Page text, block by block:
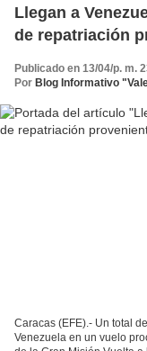
Llegan a
de repatriación
Publicado en 13/04/p. m.
Por Blog Informativo
Caracas (EFE).- Un total
Venezuela en un vuelo